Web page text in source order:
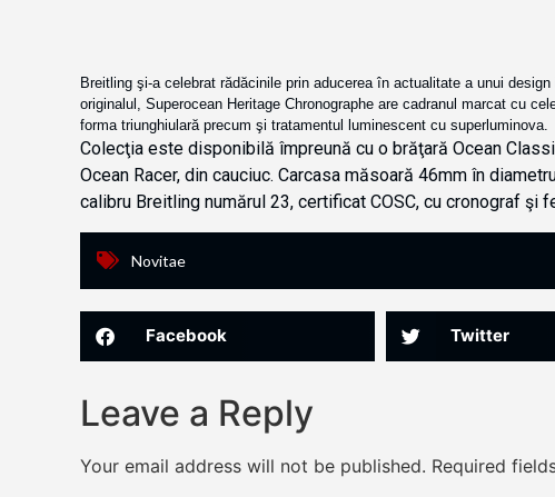
Breitling şi-a celebrat rădăcinile prin aducerea în actualitate a unui
originalul, Superocean Heritage Chronographe are cadranul marcat cu
forma triunghiulară precum şi tratamentul luminescent cu superluminova.
Colecţia este disponibilă împreună cu o brăţară Ocean
Ocean Racer, din cauciuc. Carcasa măsoară 46mm în
calibru Breitling numărul 23, certificat COSC, cu cronograf şi
Novitae
Facebook Twitter
Leave a Reply
Your email address will not be published. Required